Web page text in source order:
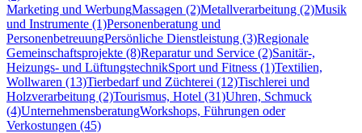
Marketing und WerbungMassagen (2)Metallverarbeitung (2)Musik
und Instrumente (1)Personenberatung und
PersonenbetreuungPersönliche Dienstleistung (3)Regionale
Gemeinschaftsprojekte (8)Reparatur und Service (2)Sanitär-,
Heizungs- und LüftungstechnikSport und Fitness (1)Textilien,
Wollwaren (13)Tierbedarf und Züchterei (12)Tischlerei und
Holzverarbeitung (2)Tourismus, Hotel (31)Uhren, Schmuck
(4)UnternehmensberatungWorkshops, Führungen oder
Verkostungen (45)